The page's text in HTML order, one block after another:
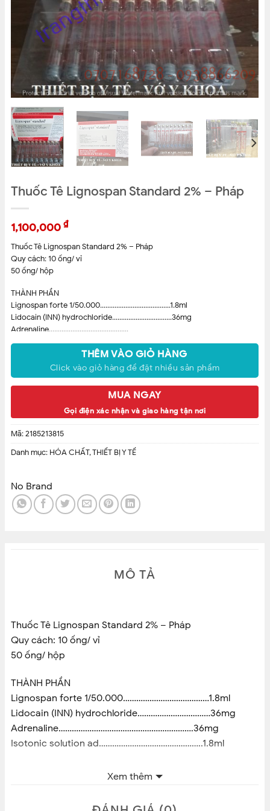
Thuốc Tê Lignospan Standard 2% – Pháp
1,100,000 ₫
Thuốc Tê Lignospan Standard 2% – Pháp
Quy cách: 10 ống/ vỉ
50 ống/ hộp
THÀNH PHẦN
Lignospan forte 1/50.000…………………………………1.8ml
Lidocain (INN) hydrochloride……………………………36mg
Adrenaline……………………………………..
THÊM VÀO GIỎ HÀNG
Click vào giỏ hàng để đặt nhiều sản phẩm
MUA NGAY
Gọi điện xác nhận và giao hàng tận nơi
Mã:2185213815
Danh mục: HÓA CHẤT,THIẾT BỊ Y TẾ
No Brand
MÔ TẢ
Thuốc Tê Lignospan Standard 2% – Pháp
Quy cách: 10 ống/ vỉ
50 ống/ hộp
THÀNH PHẦN
Lignospan forte 1/50.000…………………………………1.8ml
Lidocain (INN) hydrochloride……………………………36mg
Adrenaline…………………………………………………….36mg
Isotonic solution ad………………………………………..1.8ml
được hãng chỉ định dùng để gây tê hoặc hỗ trợ gây tê
Xem thêm